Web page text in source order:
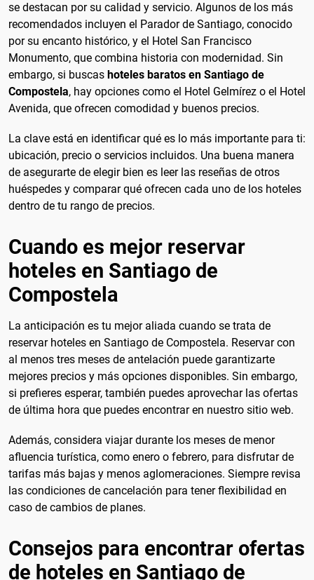
se destacan por su calidad y servicio. Algunos de los más
recomendados incluyen el Parador de Santiago, conocido
por su encanto histórico, y el Hotel San Francisco
Monumento, que combina historia con modernidad. Sin
embargo, si buscas hoteles baratos en Santiago de
Compostela, hay opciones como el Hotel Gelmírez o el Hotel
Avenida, que ofrecen comodidad y buenos precios.
La clave está en identificar qué es lo más importante para ti:
ubicación, precio o servicios incluidos. Una buena manera
de asegurarte de elegir bien es leer las reseñas de otros
huéspedes y comparar qué ofrecen cada uno de los hoteles
dentro de tu rango de precios.
Cuando es mejor reservar
hoteles en Santiago de
Compostela
La anticipación es tu mejor aliada cuando se trata de
reservar hoteles en Santiago de Compostela. Reservar con
al menos tres meses de antelación puede garantizarte
mejores precios y más opciones disponibles. Sin embargo,
si prefieres esperar, también puedes aprovechar las ofertas
de última hora que puedes encontrar en nuestro sitio web.
Además, considera viajar durante los meses de menor
afluencia turística, como enero o febrero, para disfrutar de
tarifas más bajas y menos aglomeraciones. Siempre revisa
las condiciones de cancelación para tener flexibilidad en
caso de cambios de planes.
Consejos para encontrar ofertas
de hoteles en Santiago de